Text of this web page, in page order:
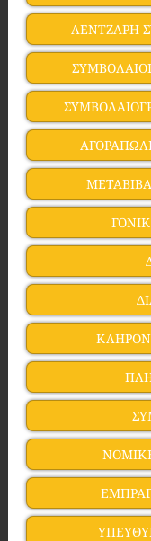
ΛΕΝΤΖΑΡΗ